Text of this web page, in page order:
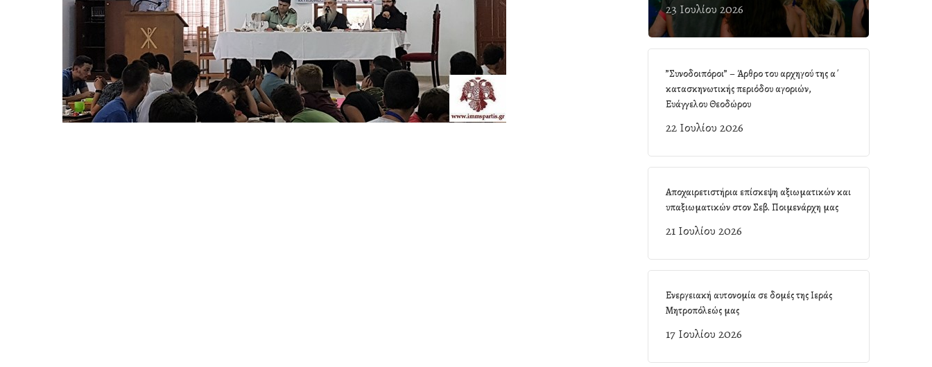
23 Ιουλίου 2026
”Συνοδοιπόροι” – Άρθρο του αρχηγού της α΄
κατασκηνωτικής περιόδου αγοριών,
Ευάγγελου Θεοδώρου
22 Ιουλίου 2026
Αποχαιρετιστήρια επίσκεψη αξιωματικών και
υπαξιωματικών στον Σεβ. Ποιμενάρχη μας
21 Ιουλίου 2026
Ενεργειακή αυτονομία σε δομές της Ιεράς
Μητροπόλεώς μας
17 Ιουλίου 2026